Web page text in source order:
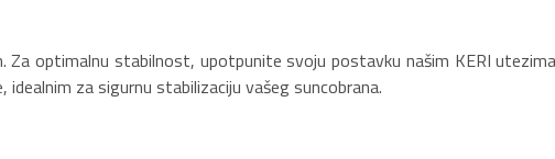
Za optimalnu stabilnost, upotpunite svoju postavku našim KERI
za sigurnu stabilizaciju vašeg suncobrana.